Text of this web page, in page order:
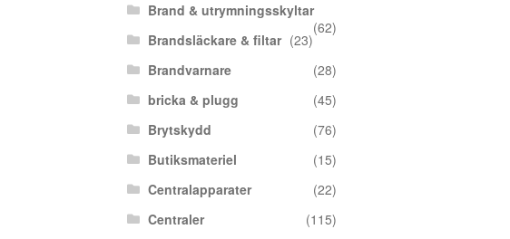
Brand & utrymningsskyltar
(62)
Brandsläckare & filtar (23)
Brandvarnare
(28)
bricka & plugg
(45)
Brytskydd
(76)
Butiksmateriel
(15)
Centralapparater
(22)
Centraler
(115)